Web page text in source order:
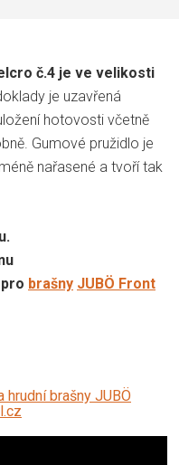
č.4 je ve velikosti
je uzavřená
hotovosti včetně
Gumové pružidlo je
nařasené a tvoří tak
brašny JUBÖ Front
hrudní brašny JUBÖ